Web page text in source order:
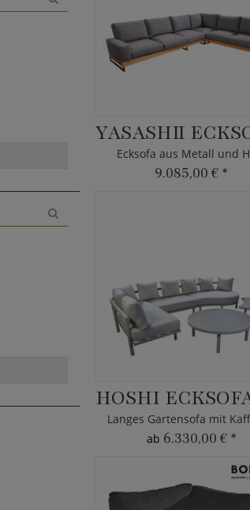
Ecksofa aus Metall und
9.085,00 € *
ab 6.330,00 € *